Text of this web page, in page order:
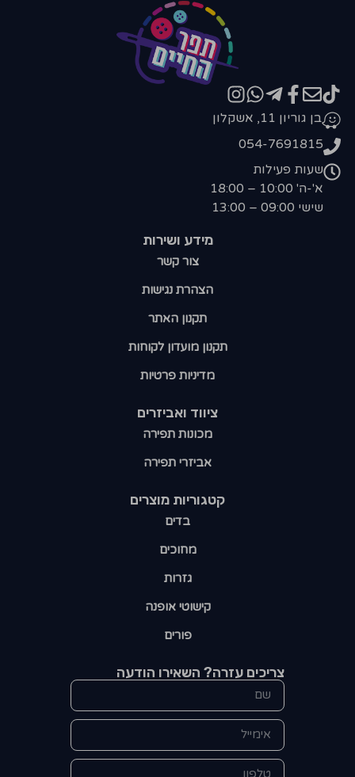
קטגוריות מוצרים​
בדים
מחוכים
גזרות
קישוטי אופנה
פורים
ציווד ואביזרים
מכונות תפירה
אביזרי תפירה
מידע ושירות
צור קשר
הצהרת נגישות
תקנון האתר
תקנון מועדון לקוחות
מדיניות פרטיות
בן גוריון 11, אשקלון
054-7691815
שעות פעילות
א'-ה' 10:00 – 18:00
שישי 09:00 – 13:00
צריכים עזרה? השאירו הודעה